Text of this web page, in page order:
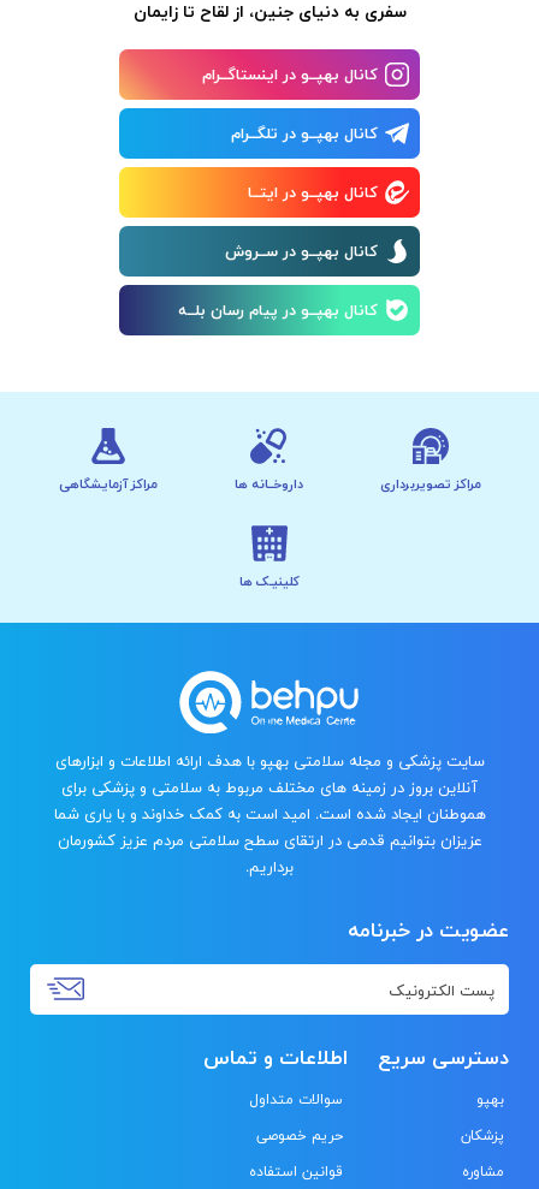
سفری به دنیای جنین، از لقاح تا زایمان
کانال بهپــو در اینستاگــرام
کانال بهپــو در تلگــرام
کانال بهپــو در ایتــا
کانال بهپــو در ســروش
کانال بهپــو در پیام رسان بلــه
مراکز تصویربرداری داروخــانه ها مراکز آزمایشگاهی
کلینیـک ها
سایت پزشکی و مجله سلامتی بهپو با هدف ارائه اطلاعات و ابزارهای
آنلاین بروز در زمینه های مختلف مربوط به سلامتی و پزشکی برای
هموطنان ایجاد شده است. امید است به کمک خداوند و با یاری شما
عزیزان بتوانیم قدمی در ارتقای سطح سلامتی مردم عزیز کشورمان
برداریم.
عضویت در خبرنامه
دسترسی سریع
بهپو
پزشکان
مشاوره
اطلاعات و تماس
سوالات متداول
حریم خصوصی
قوانین استفاده